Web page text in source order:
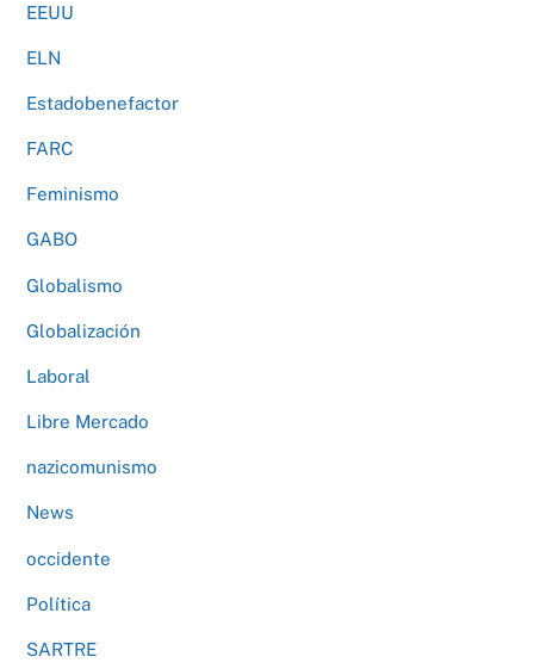
EEUU
ELN
Estadobenefactor
FARC
Feminismo
GABO
Globalismo
Globalización
Laboral
Libre Mercado
nazicomunismo
News
occidente
Política
SARTRE